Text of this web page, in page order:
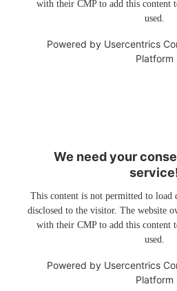
with their CMP to add this content
used.
Powered by Usercentrics
Platform
We need your
This content is not permitted to load
disclosed to the visitor. The website
with their CMP to add this content
used.
Powered by Usercentrics
Platform